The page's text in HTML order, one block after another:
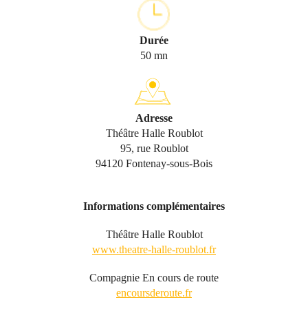
Durée
50 mn
Adresse
Théâtre Halle Roublot
95, rue Roublot
94120 Fontenay-sous-Bois
Informations complémentaires
Théâtre Halle Roublot
www.theatre-halle-roublot.fr
Compagnie En cours de route
encoursderoute.fr